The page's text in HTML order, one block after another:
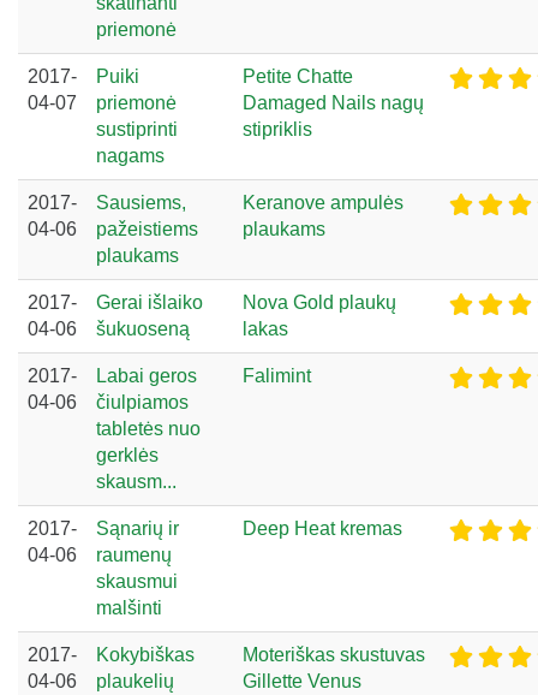
priemonė
2017-
04-07
Puiki
priemonė
sustiprinti
nagams
Petite Chatte
Damaged Nails nagų
stipriklis
2017-
04-06
Sausiems,
pažeistiems
plaukams
Keranove ampulės
plaukams
2017-
04-06
Gerai išlaiko
šukuoseną
Nova Gold plaukų
lakas
2017-
04-06
Labai geros
čiulpiamos
tabletės nuo
gerklės
skausm...
Falimint
2017-
04-06
Sąnarių ir
raumenų
skausmui
malšinti
Deep Heat kremas
2017-
04-06
Kokybiškas
plaukelių
Moteriškas skustuvas
Gillette Venus